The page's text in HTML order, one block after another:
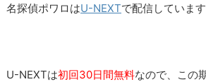
名探偵ポワロはU-NEXTで配信していま
U-NEXTは初回30日間無料なので、この